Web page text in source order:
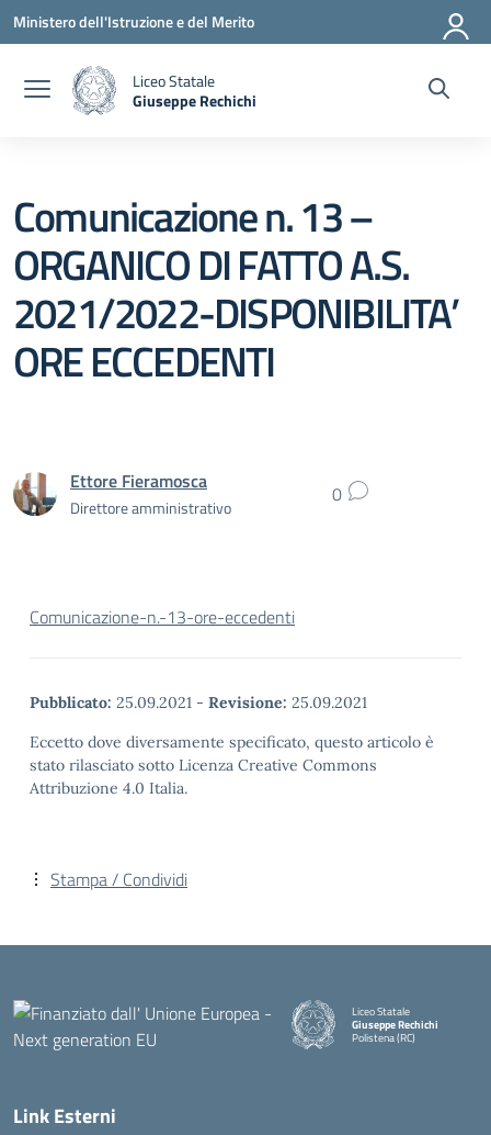
Vai ai contenuti
Vai al menu di navigazione
Vai al footer
Ministero dell'Istruzione e del Merito
Liceo Statale
Giuseppe Rechichi
Comunicazione n. 13 –
ORGANICO DI FATTO A.S.
2021/2022-DISPONIBILITA’
ORE ECCEDENTI
Ettore Fieramosca
Direttore amministrativo 0
Comunicazione-n.-13-ore-eccedenti
Pubblicato: 25.09.2021 - Revisione: 25.09.2021
Eccetto dove diversamente specificato, questo articolo è
stato rilasciato sotto Licenza Creative Commons
Attribuzione 4.0 Italia.
Stampa / Condividi
Liceo Statale
Giuseppe Rechichi
Polistena (RC)
Link Esterni